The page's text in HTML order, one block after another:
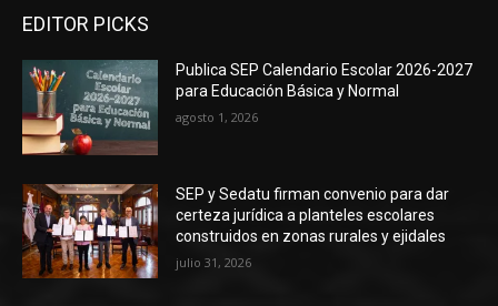
EDITOR PICKS
Publica SEP Calendario Escolar 2026-2027
para Educación Básica y Normal
agosto 1, 2026
SEP y Sedatu firman convenio para dar
certeza jurídica a planteles escolares
construidos en zonas rurales y ejidales
julio 31, 2026